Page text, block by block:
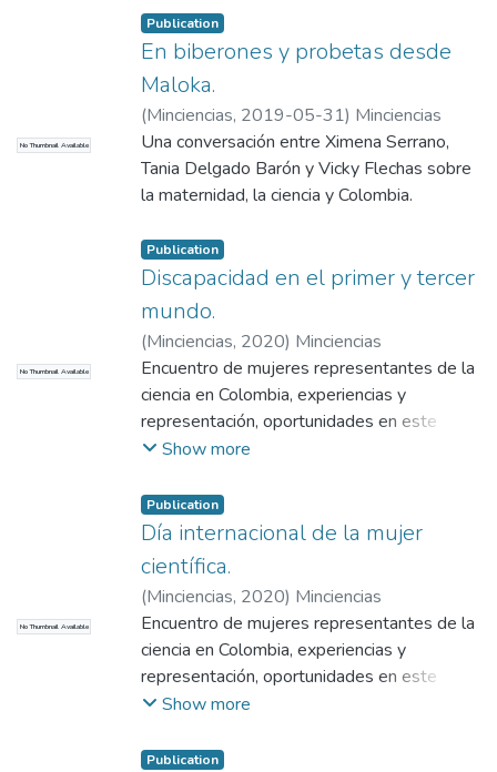
ciencia.
No Thumbnail Available
Publication
En biberones y probetas desde
Maloka.
(Minciencias, 2019-05-31) Minciencias
Una conversación entre Ximena Serrano,
Tania Delgado Barón y Vicky Flechas sobre
la maternidad, la ciencia y Colombia.
No Thumbnail Available
Publication
Discapacidad en el primer y tercer
mundo.
(Minciencias, 2020) Minciencias
Encuentro de mujeres representantes de la
ciencia en Colombia, experiencias y
representación, oportunidades en este
campo, planteamientos sobre la
social.
Show more
No Thumbnail Available
Publication
Día internacional de la mujer
científica.
(Minciencias, 2020) Minciencias
Encuentro de mujeres representantes de la
ciencia en Colombia, experiencias y
representación, oportunidades en este
campo, planteamientos democratización de
ciencia
Show more
Publication